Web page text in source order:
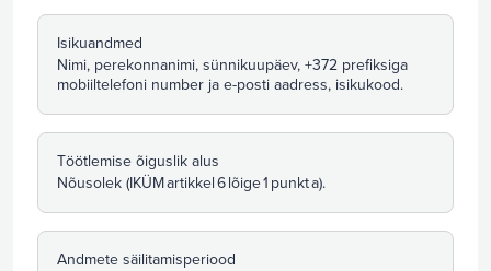
Isikuandmed
Nimi, perekonnanimi, sünnikuupäev, +372 prefiksiga
mobiiltelefoni number ja e-posti aadress, isikukood.
Töötlemise õiguslik alus
Nõusolek (IKÜM artikkel 6 lõige 1 punkt a).
Andmete säilitamisperiood